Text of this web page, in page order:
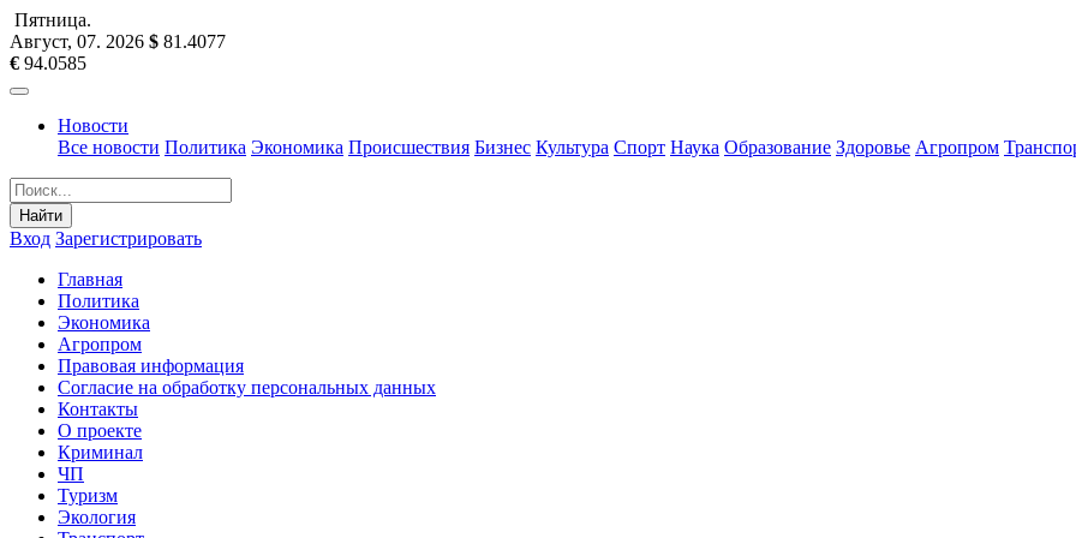
Пятница.
Август, 07. 2026 $ 81.4077
€ 94.0585
Новости
Все новости Политика Экономика Происшествия Бизнес Культура Спорт Наука Образование Здоровье Агропром
Найти
Вход Зарегистрировать
Главная
Политика
Экономика
Агропром
Правовая информация
Согласие на обработку персональных данных
Контакты
О проекте
Криминал
ЧП
Туризм
Экология